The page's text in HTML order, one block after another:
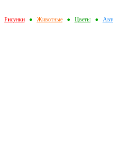
Рисунки Животные Цветы